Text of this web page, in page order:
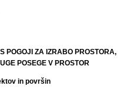
POGOJI ZA IZRABO PROSTORA,
POSEGE V PROSTOR
in površin